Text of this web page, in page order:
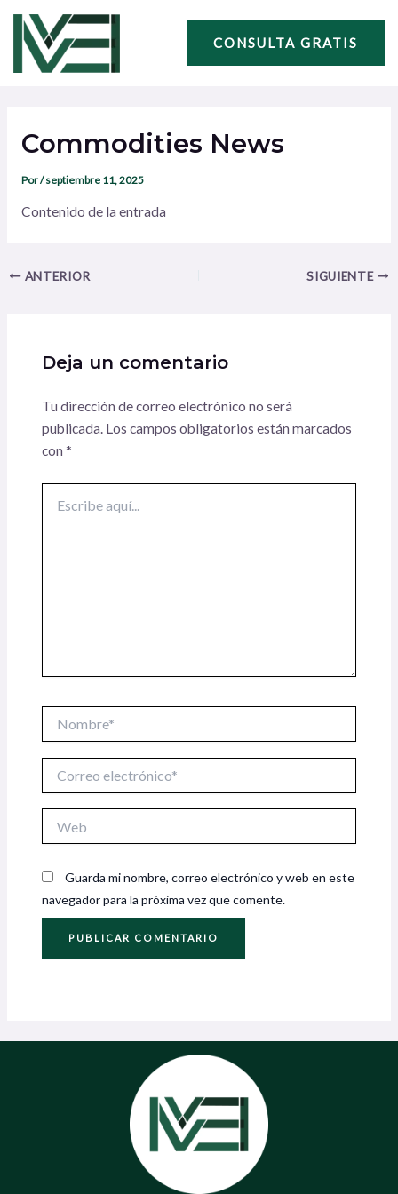
contenido
CONSULTA GRATIS
Commodities News
Por/septiembre 11, 2025
Contenido de la entrada
entradas
ANTERIOR SIGUIENTE
Deja un comentario
Tu dirección de correo electrónico no será
publicada. Los campos obligatorios están marcados
con *
aquí...
electrónico*
Guarda mi nombre, correo electrónico y web en este
navegador para la próxima vez que comente.